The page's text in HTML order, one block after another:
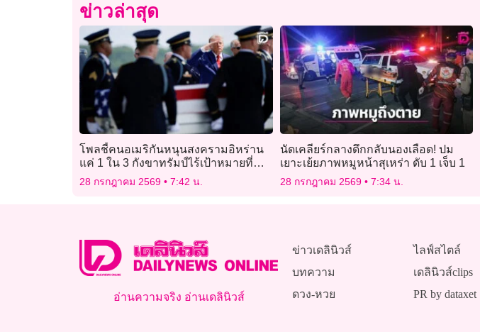
ข่าวล่าสุด
โพลชี้คนอเมริกันหนุนสงครามอิหร่าน
แค่ 1 ใน 3 กังขาทรัมป์ไร้เป้าหมายที่
ชัดเจน
28 กรกฎาคม 2569 7:42 น.
นัดเคลียร์กลางดึกกลับนองเลือด! ปม
เยาะเย้ยภาพหมูหน้าสุเหร่า ดับ 1 เจ็บ 1
28 กรกฎาคม 2569 7:34 น.
อ่านความจริง อ่านเดลินิวส์
ข่าวเดลินิวส์
บทความ
ดวง-หวย
ไลฟ์สไตล์
เดลินิวส์clips
PR by dataxet